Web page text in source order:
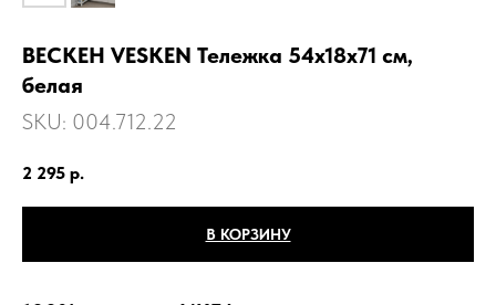
ВЕСКЕН VESKEN Тележка 54х18х71 см,
белая
SKU: 004.712.22
2 295 р.
В КОРЗИНУ